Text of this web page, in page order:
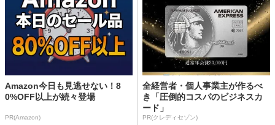
Amazon今日も見逃せない！8
0%OFF以上が続々登場
PR(Amazon)
全経営者・個人事業主が作るべ
き「圧倒的コスパのビジネスカ
ード」
PR(クレディセゾン)